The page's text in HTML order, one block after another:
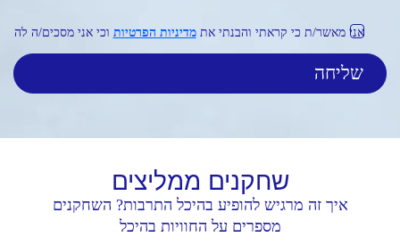
אני מאשר/ת כי קראתי והבנתי אתמדיניות הפרטיות וכי אני מסכים/ה לה
שחקנים ממליצים
איך זה מרגיש להופיע בהיכל התרבות? השחקנים
מספרים על החוויות בהיכל